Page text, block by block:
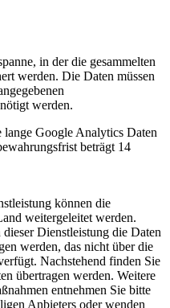
in der die gesammelten
werden. Die Daten müssen
werden.
Google Analytics Daten
beträgt 14
können die
weitergeleitet werden.
Dienstleistung die Daten
werden, das nicht über die
Nachstehend finden Sie
übertragen werden. Weitere
entnehmen Sie bitte
Anbieters oder wenden